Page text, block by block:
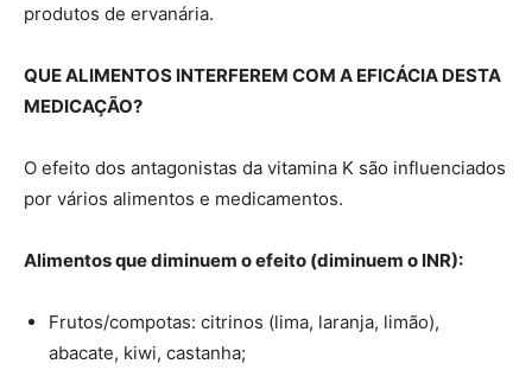
produtos de ervanária.
QUE ALIMENTOS INTERFEREM COM A EFICÁCIA DESTA
MEDICAÇÃO?
O efeito dos antagonistas da vitamina K são influenciados
por vários alimentos e medicamentos.
Alimentos que diminuem o efeito (diminuem o INR):
Frutos/compotas: citrinos (lima, laranja, limão),
abacate, kiwi, castanha;